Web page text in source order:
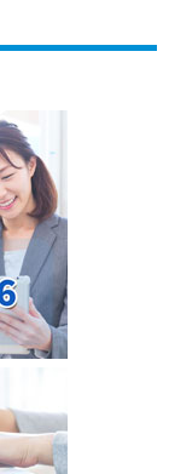
出
た
フ
ォ
ル
ク
ス
ワ
ー
ン
ト
ゥ